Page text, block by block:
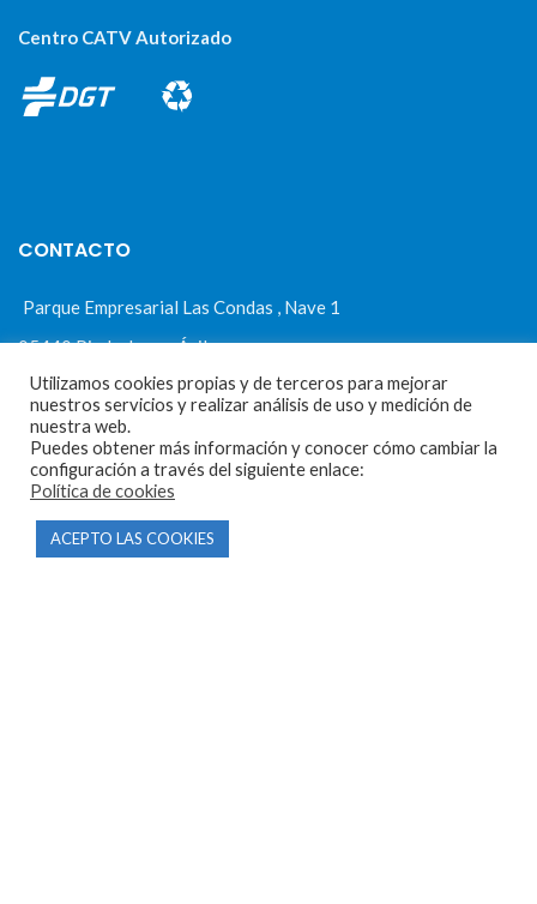
Centro CATV Autorizado
CONTACTO
Parque Empresarial Las Condas , Nave 1
05440 Piedralaves-Ávila
603 57 44 50
info@motorecambiosfldelhierro.com
Síguenos en Facebook
Síguenos en Instagram
Utilizamos cookies propias y de terceros para mejorar
nuestros servicios y realizar análisis de uso y medición de
nuestra web.
Puedes obtener más información y conocer cómo cambiar la
configuración a través del siguiente enlace:
Política de cookies
ACEPTO LAS COOKIES